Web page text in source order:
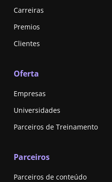
Carreiras
Premios
Clientes
Oferta
Empresas
Universidades
Parceiros de Treinamento
Parceiros
Parceiros de conteúdo